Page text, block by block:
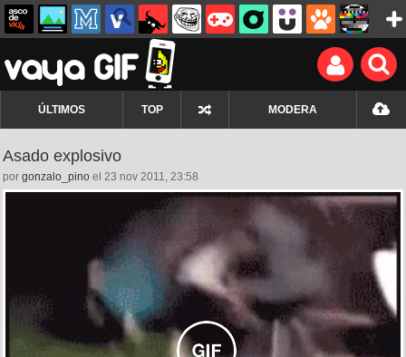
ÚLTIMOS TOP MODERA
Asado explosivo
por gonzalo_pino el 23 nov 2011, 23:58